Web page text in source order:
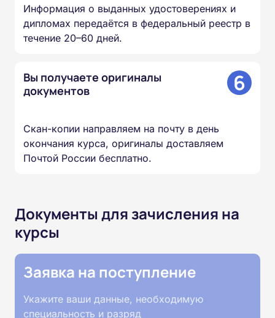
Информация о выданных удостоверениях и
дипломах передаётся в федеральный реестр в
течение 20–60 дней.
Вы получаете оригиналы
документов
6
Скан-копии направляем на почту в день
окончания курса, оригиналы доставляем
Почтой России бесплатно.
Документы для зачисления на
курсы
Заявка на поступление
Укажите ваши данные, необходимую
специальность и разряд